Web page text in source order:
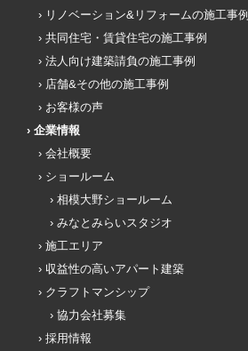
リノベーション&リフォームの施工事例
共同住宅・賃貸住宅の施工事例
法人向け建築請負の施工事例
店舗&その他の施工事例
お客様の声
企業情報
会社概要
ショールーム
相模大野ショールーム
みなとみらいスタジオ
施工エリア
収益性の高いアパート建築
クラフトマンシップ
協力会社募集
採用情報